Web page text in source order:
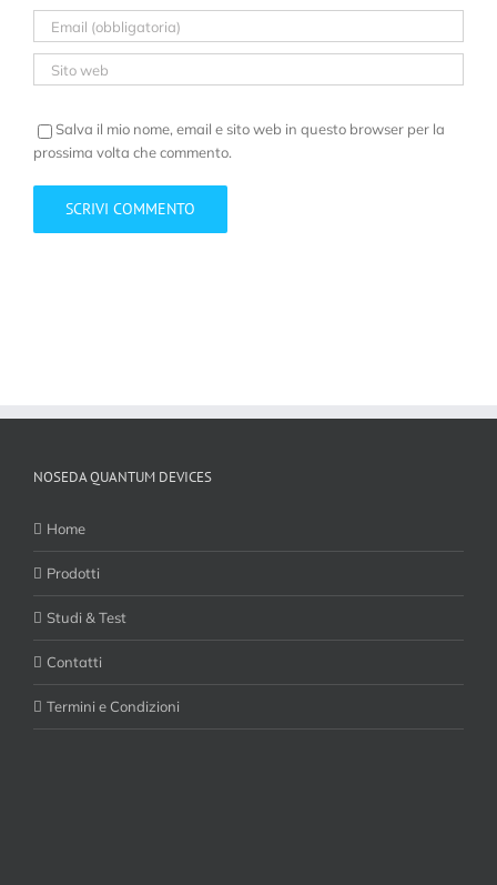
Salva il mio nome, email e sito web in questo browser per la
prossima volta che commento.
NOSEDA QUANTUM DEVICES
Home
Prodotti
Studi & Test
Contatti
Termini e Condizioni